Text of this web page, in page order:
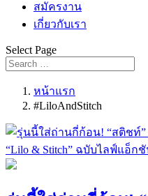
สมัครงาน
เกี่ยวกับเรา
Select Page
หน้าแรก
#LiloAndStitch